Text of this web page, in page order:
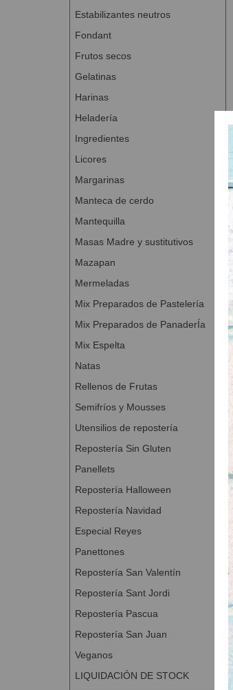
Estabilizantes neutros
Fondant
Frutos secos
Gelatinas
Harinas
Heladería
Ingredientes
Licores
Margarinas
Manteca de cerdo
Mantequilla
Masas Madre y sustitutivos
Mazapan
Mermeladas
Mix Preparados de Pastelería
Mix Preparados de PanaderÍa
Mix Espelta
Natas
Rellenos de Frutas
Semifríos y Mousses
Utensilios de repostería
Repostería Sin Gluten
Panellets
Repostería Halloween
Repostería Navidad
Especial Reyes
Panettones
Repostería San Valentín
Repostería Sant Jordi
Repostería Pascua
Repostería San Juan
Veganos
LIQUIDACIÓN DE STOCK